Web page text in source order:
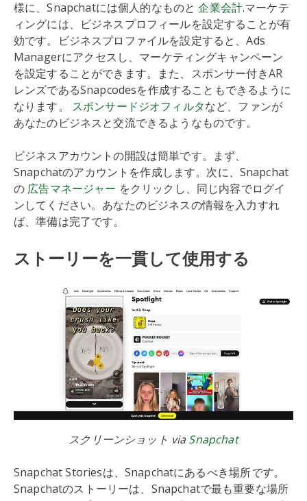
様に、Snapchatには個人的なものと企業会計.マーケテ
ィングには、ビジネスプロフィールを設定することが有
効です。ビジネスプロファイルを設定すると、Ads
Managerにアクセスし、マーケティングキャンペーン
を設定することができます。また、スポンサー付きAR
レンズであるSnapcodesを作成することもできるように
なります。 スポンサードジオフィルタなど、ファンが
あなたのビジネスと交流できるようなものです。
ビジネスアカウントの開設は簡単です。まず、
Snapchatのアカウントを作成します。次に、Snapchat
の 広告マネージャー をクリックし、同じ内容でログイ
ンしてください。あなたのビジネスの情報を入力すれ
ば、準備は完了です。
ストーリーを一貫して使用する
スクリーンショット via Snapchat
Snapchat Storiesは、Snapchatにあるべき場所です。
Snapchatのストーリーは、Snapchatで最も重要な場所